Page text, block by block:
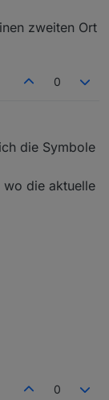
zweiten Ort
0
die Symbole
wo die aktuelle
0